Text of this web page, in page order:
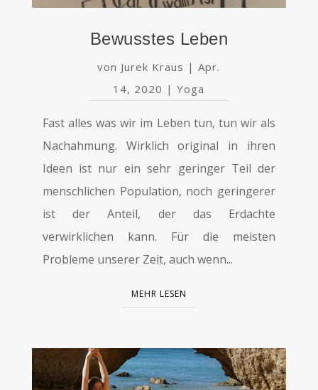
Bewusstes Leben
von Jurek Kraus |Apr.
14, 2020 |Yoga
Fast alles was wir im Leben tun, tun wir als
Nachahmung. Wirklich original in ihren
Ideen ist nur ein sehr geringer Teil der
menschlichen Population, noch geringerer
ist der Anteil, der das Erdachte
verwirklichen kann. Für die meisten
Probleme unserer Zeit, auch wenn...
MEHR LESEN